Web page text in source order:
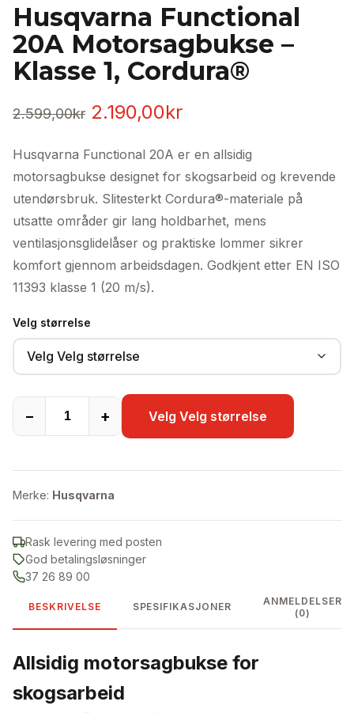
Husqvarna Functional
20A Motorsagbukse –
Klasse 1, Cordura®
2.599,00kr Opprinnelig
var:
2.599,00kr.
2.190,00krNåværende
er:
2.190,00kr.
Husqvarna Functional 20A er en allsidig
motorsagbukse designet for skogsarbeid og krevende
utendørsbruk. Slitesterkt Cordura®-materiale på
utsatte områder gir lang holdbarhet, mens
ventilasjonsglidelåser og praktiske lommer sikrer
komfort gjennom arbeidsdagen. Godkjent etter EN ISO
11393 klasse 1 (20 m/s).
Velg størrelse
Velg Velg størrelse
− + Velg Velg størrelse
Merke: Husqvarna
Rask levering med posten
God betalingsløsninger
37 26 89 00
BESKRIVELSE SPESIFIKASJONER
ANMELDELSER
(0)
Allsidig motorsagbukse for
skogsarbeid